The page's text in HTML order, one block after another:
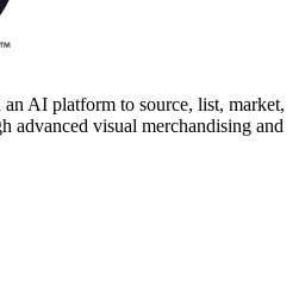
AI platform to source, list, market,
advanced visual merchandising and